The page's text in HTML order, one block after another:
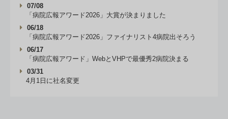
07/08
「病院広報アワード2026」大賞が決まりました
06/18
「病院広報アワード2026」ファイナリスト4病院出そろう
06/17
「病院広報アワード」WebとVHPで最優秀2病院決まる
03/31
4月1日に社名変更